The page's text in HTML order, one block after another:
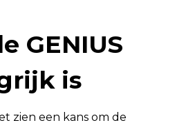
GENIUS
is
zien een kans om de